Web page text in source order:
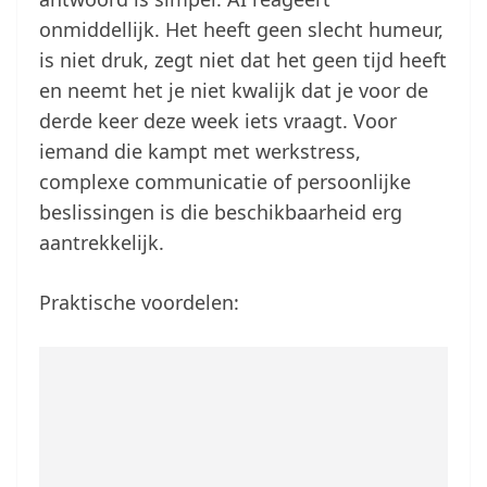
onmiddellijk. Het heeft geen slecht humeur,
is niet druk, zegt niet dat het geen tijd heeft
en neemt het je niet kwalijk dat je voor de
derde keer deze week iets vraagt. Voor
iemand die kampt met werkstress,
complexe communicatie of persoonlijke
beslissingen is die beschikbaarheid erg
aantrekkelijk.
Praktische voordelen: